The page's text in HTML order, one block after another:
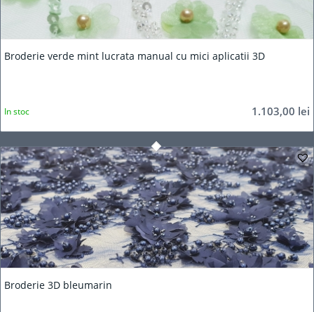
Broderie verde mint lucrata manual cu mici aplicatii 3D
1.103,00 lei
In stoc
Broderie 3D bleumarin